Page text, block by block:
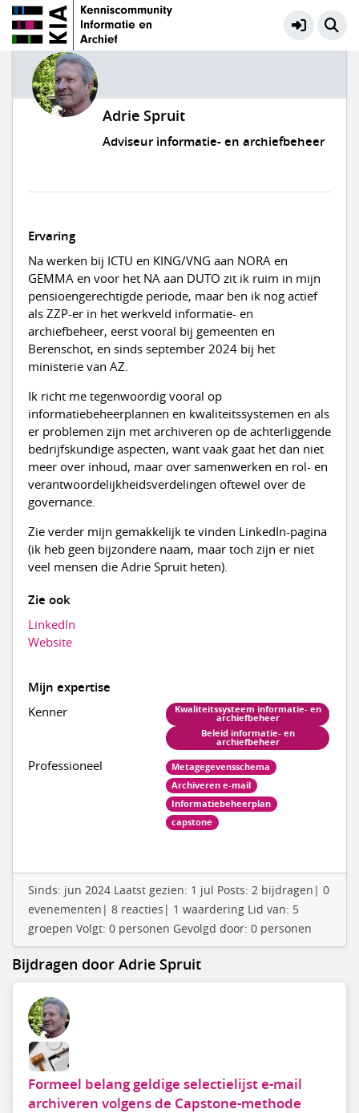
Adrie Spruit
Adviseur informatie- en archiefbeheer
Ervaring
Na werken bij ICTU en KING/VNG aan NORA en
GEMMA en voor het NA aan DUTO zit ik ruim in mijn
pensioengerechtigde periode, maar ben ik nog actief
als ZZP-er in het werkveld informatie- en
archiefbeheer, eerst vooral bij gemeenten en
Berenschot, en sinds september 2024 bij het
ministerie van AZ.
Ik richt me tegenwoordig vooral op
informatiebeheerplannen en kwaliteitssystemen en als
er problemen zijn met archiveren op de achterliggende
bedrijfskundige aspecten, want vaak gaat het dan niet
meer over inhoud, maar over samenwerken en rol- en
verantwoordelijkheidsverdelingen oftewel over de
governance.
Zie verder mijn gemakkelijk te vinden LinkedIn-pagina
(ik heb geen bijzondere naam, maar toch zijn er niet
veel mensen die Adrie Spruit heten).
Zie ook
LinkedIn
Website
Mijn expertise
Kenner Kwaliteitssysteem informatie- en
archiefbeheer
Beleid informatie- en
archiefbeheer
Professioneel
Metagegevensschema
Archiveren e-mail
Informatiebeheerplan
capstone
Sinds: jun 2024 Laatst gezien: 1 jul Posts: 2 bijdragen| 0
evenementen| 8 reacties| 1 waardering Lid van: 5
groepen Volgt: 0 personen Gevolgd door: 0 personen
Bijdragen door Adrie Spruit
Formeel belang geldige selectielijst e-mail
archiveren volgens de Capstone-methode